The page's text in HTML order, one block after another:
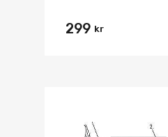
299 kr